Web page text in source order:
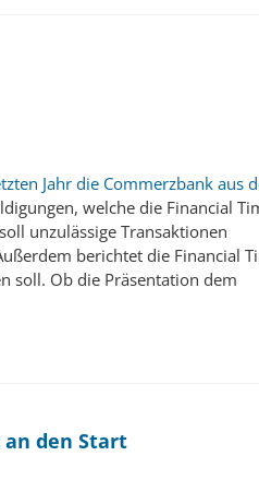
Jahr die Commerzbank aus
welche die Financial
unzulässige Transaktionen
berichtet die Financial
soll. Ob die Präsentation dem
den Start